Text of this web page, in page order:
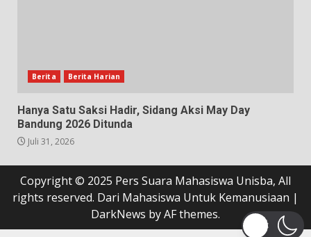
Berita Berita Harian
Hanya Satu Saksi Hadir, Sidang Aksi May Day
Bandung 2026 Ditunda
Juli 31, 2026
Copyright © 2025 Pers Suara Mahasiswa Unisba, All
rights reserved. Dari Mahasiswa Untuk Kemanusiaan |
DarkNews by AF themes.